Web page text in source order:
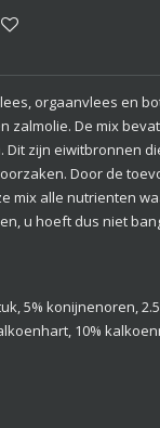
orgaanvlees en
zalmolie. De mix
Dit zijn eiwitbronnen
Door de
mix alle nutrienten
u hoeft dus niet
5% konijnenoren,
10%